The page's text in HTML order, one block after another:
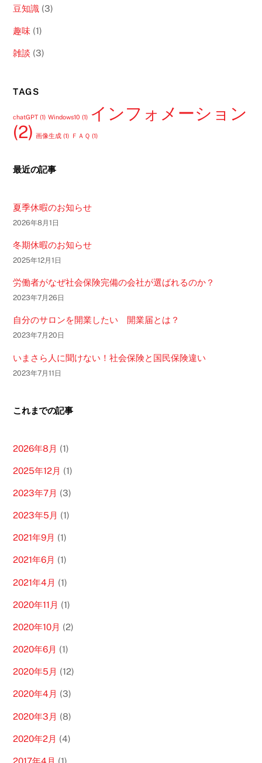
豆知識 (3)
趣味 (1)
雑談 (3)
TAGS
chatGPT (1) Windows10 (1) インフォメーション
(2) 画像生成 (1) ＦＡＱ (1)
最近の記事
夏季休暇のお知らせ
2026年8月1日
冬期休暇のお知らせ
2025年12月1日
労働者がなぜ社会保険完備の会社が選ばれるのか？
2023年7月26日
自分のサロンを開業したい 開業届とは？
2023年7月20日
いまさら人に聞けない！社会保険と国民保険違い
2023年7月11日
これまでの記事
2026年8月 (1)
2025年12月 (1)
2023年7月 (3)
2023年5月 (1)
2021年9月 (1)
2021年6月 (1)
2021年4月 (1)
2020年11月 (1)
2020年10月 (2)
2020年6月 (1)
2020年5月 (12)
2020年4月 (3)
2020年3月 (8)
2020年2月 (4)
2017年4月 (1)